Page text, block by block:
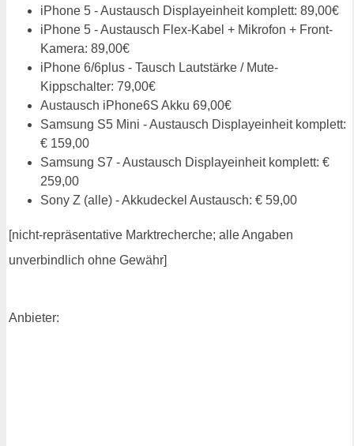
iPhone 5 - Austausch Displayeinheit komplett: 89,00€
iPhone 5 - Austausch Flex-Kabel + Mikrofon + Front-
Kamera: 89,00€
iPhone 6/6plus - Tausch Lautstärke / Mute-
Kippschalter: 79,00€
Austausch iPhone6S Akku 69,00€
Samsung S5 Mini - Austausch Displayeinheit komplett:
€ 159,00
Samsung S7 - Austausch Displayeinheit komplett: €
259,00
Sony Z (alle) - Akkudeckel Austausch: € 59,00
[nicht-repräsentative Marktrecherche; alle Angaben
unverbindlich ohne Gewähr]
Anbieter: